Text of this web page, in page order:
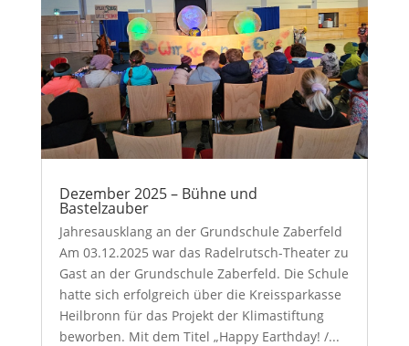
Dezember 2025 – Bühne und
Bastelzauber
Jahresausklang an der Grundschule Zaberfeld
Am 03.12.2025 war das Radelrutsch-Theater zu
Gast an der Grundschule Zaberfeld. Die Schule
hatte sich erfolgreich über die Kreissparkasse
Heilbronn für das Projekt der Klimastiftung
beworben. Mit dem Titel „Happy Earthday! /...